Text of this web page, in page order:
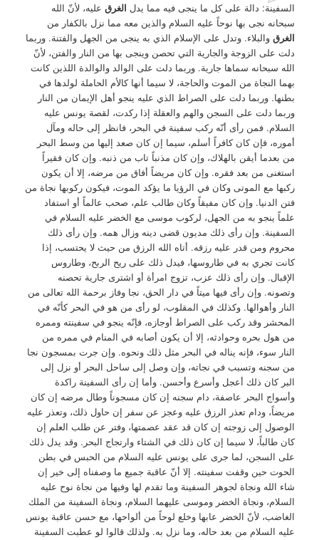
السفينة: دالة على كل ما ينجى فيه مما يدل الغرق عليه، لأنّ الله
سبحانه نجى بها نوحاً عليه السلام والذين معه مما نزل بالكفار من
الغرق والبلاء. وتدل على الإسلام الذي به ينجى من الجهل والفتنة. وربما
دلت على الزوجة والجارية التي تحصن وينجى بها من النار والفتن، لأنّ
الله سبحانه سماها جارية. وربما دلت على الوالد والوالدة اللذين كانت
بهما النجاة من الموت والحاجة، لا سيما أنها كالأم الحاملة لولدها في
بطنها. وربما دلت على الصراط الذي عليه ينجو أهل الإيمان من النار
وربما دلت على السجن والهم والعقلة إذا ركدت، لقصة يونس عليه
السلام. فمن رأى أنّه ركب سفينة في البحر، فانظر إلى حاله ومآل
أموره، فإن كان كافراً أسلم، سيما إن كان صعد إليها من وسط البحر
من بعدما أيقن بالهلاك، وإن كان مذنباً تاب من ذنبه. وإن كان فقيراً
استغنى من بعد فقره. وإن كان مريضاً أفاق من مرضه، إلا أن يكون
ركبها مع الموتى وكان في الرؤيا ما يؤكد الموت، فيكون ركوبها نجاة من
فتن الدنيا. وإن كان مفيقاً وكان طالب علم، صحب عالماً أو استفاد
علماً ينجو به من الجهل، لركوب موسى مع الخضر عليه السلام في
السفينة. وإن رأى ذلك مديون قضى دينه وزال همه. وإن رأى ذلك
محروم ومن قدر عليه رزقه. أتاه الله الرزق من حيث لا يحتسب، إذا
كانت تجري به في طاروسها، فيدل ذلك على ريح الربح، وطاروس
الإقبال. وإن رأى ذلك عزب، تزوج امرأة أو اشترى جارية تحصنه
وتصونه. وإن رأى فيها ميتاً في دار الحق، نجا وفاز برحمة الله تعالى من
النار وأهوالها. وكذلك في المقلوب، لو رأى من هو في البحر كأنّه في
المحشر وقد ركب على الصراط أوجازه، فإنّه ينجو في سفينته وممره
من هول بحره وحوادثه، إلا أن يكون أصابه في المنام في ممره من
النار سوء، فإنه يناله في البحر مثل ذلك ونحوه. وإن جرت بمسجون نجا
من سجنه وتسبب في نجاته، وإن وصل إلى ساحل البحر أو نزل إلى
البر كان ذلك أعجل وأسرع وأحسن. وأما إن رأى السفينة راكدة
وأسواج البحر عاصفة، دام سجنه إن كان مسجوناً وطال مرضه إن كان
مريضاً، ودام تعذر الرزق عليه وعجز عن سفر إن حاول ذلك، وتعذر عليه
الوصول إلى زوجته إن كان قد عقد عصمتها، وفتر عن طلب العلم إن
كان طالباً، لا سيما إن كان ذلك في الشتاء وارتجاج البحر. وقد يدل ذلك
على السجن، لما جرى على يونس عليه السلام من الحبس في بطن
الحوت حين وقفت سفينته. إلا أنّ عاقبة جميع ما وصفناه إلى خير إن
شاء الله ونجاة لجوهر السفينة وما تقدم لها وفيها من نجاة نوح عليه
السلام، ونجاة الخضر وموسى عليهما السلام، ونجاة السفينة من الملك
الغاضب، لأنّ الخضر عابها وخلع لوحاً من ألواحها، مع حسن عاقبة يونس
عليه السلام من بعد حاله، وما نزل به. ولذلك قالوا لو عطبت السفينة